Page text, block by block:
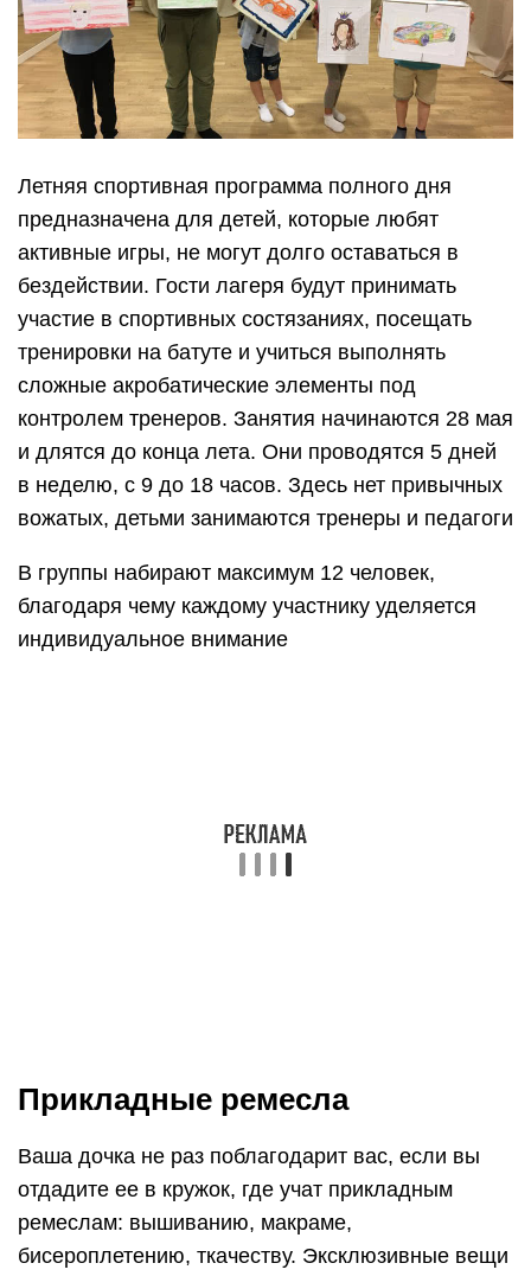
Летняя спортивная программа полного дня
предназначена для детей, которые любят
активные игры, не могут долго оставаться в
бездействии. Гости лагеря будут принимать
участие в спортивных состязаниях, посещать
тренировки на батуте и учиться выполнять
сложные акробатические элементы под
контролем тренеров. Занятия начинаются 28 мая
и длятся до конца лета. Они проводятся 5 дней
в неделю, с 9 до 18 часов. Здесь нет привычных
вожатых, детьми занимаются тренеры и педагоги
В группы набирают максимум 12 человек,
благодаря чему каждому участнику уделяется
индивидуальное внимание
Прикладные ремесла
Ваша дочка не раз поблагодарит вас, если вы
отдадите ее в кружок, где учат прикладным
ремеслам: вышиванию, макраме,
бисероплетению, ткачеству. Эксклюзивные вещи